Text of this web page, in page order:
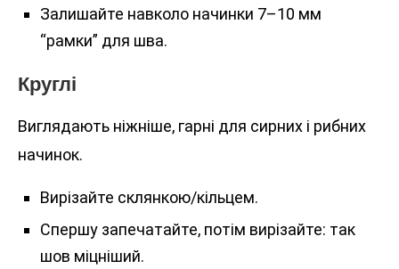
Залишайте навколо начинки 7–10 мм
“рамки” для шва.
Круглі
Виглядають ніжніше, гарні для сирних і рибних
начинок.
Вирізайте склянкою/кільцем.
Спершу запечатайте, потім вирізайте: так
шов міцніший.